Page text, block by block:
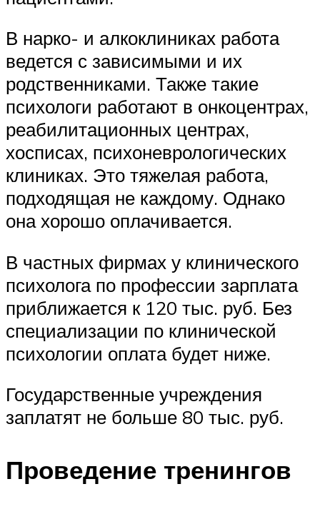
В нарко- и алкоклиниках работа
ведется с зависимыми и их
родственниками. Также такие
психологи работают в онкоцентрах,
реабилитационных центрах,
хосписах, психоневрологических
клиниках. Это тяжелая работа,
подходящая не каждому. Однако
она хорошо оплачивается.
В частных фирмах у клинического
психолога по профессии зарплата
приближается к 120 тыс. руб. Без
специализации по клинической
психологии оплата будет ниже.
Государственные учреждения
заплатят не больше 80 тыс. руб.
Проведение тренингов